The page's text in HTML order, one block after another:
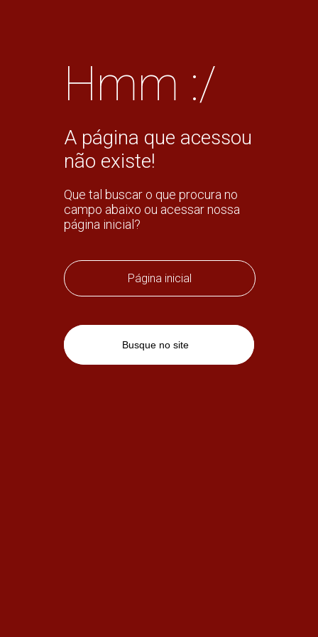
Hmm :/
A página que acessou
não existe!
Que tal buscar o que procura no
campo abaixo ou acessar nossa
página inicial?
Página inicial